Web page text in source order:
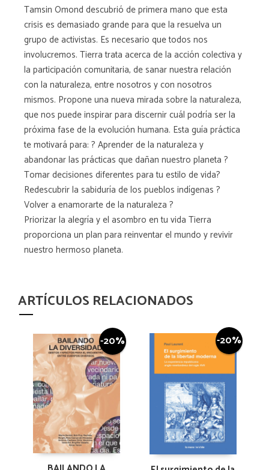
Tamsin Omond descubrió de primera mano que esta
crisis es demasiado grande para que la resuelva un
grupo de activistas. Es necesario que todos nos
involucremos. Tierra trata acerca de la acción colectiva y
la participación comunitaria, de sanar nuestra relación
con la naturaleza, entre nosotros y con nosotros
mismos. Propone una nueva mirada sobre la naturaleza,
que nos puede inspirar para discernir cuál podría ser la
próxima fase de la evolución humana. Esta guía práctica
te motivará para: ? Aprender de la naturaleza y
abandonar las prácticas que dañan nuestro planeta ?
Tomar decisiones diferentes para tu estilo de vida?
Redescubrir la sabiduría de los pueblos indígenas ?
Volver a enamorarte de la naturaleza ?
Priorizar la alegría y el asombro en tu vida Tierra
proporciona un plan para reinventar el mundo y revivir
nuestro hermoso planeta.
ARTÍCULOS RELACIONADOS
-20% -20%